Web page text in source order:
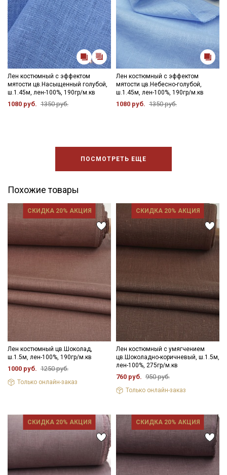
Лен костюмный с эффектом
мятости цв.Насыщенный голубой,
ш.1.45м, лен-100%, 190гр/м.кв
1080 руб. 1350 руб.
Лен костюмный с эффектом
мятости цв.Небесно-голубой,
ш.1.45м, лен-100%, 190гр/м.кв
1080 руб. 1350 руб.
ПОСМОТРЕТЬ ЕЩЕ
Похожие товары
СКИДКА 20% АКЦИЯ
Лен костюмный цв.Шоколад,
ш.1.5м, лен-100%, 190гр/м.кв
1000 руб. 1250 руб.
Только онлайн-заказ
СКИДКА 20% АКЦИЯ
Лен костюмный с умягчением
цв.Шоколадно-коричневый, ш.1.5м,
лен-100%, 275гр/м.кв
760 руб. 950 руб.
Только онлайн-заказ
СКИДКА 20% АКЦИЯ СКИДКА 20% АКЦИЯ